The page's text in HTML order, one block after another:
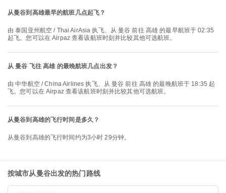
从曼谷到高雄最早的航班几点起飞？
由 泰国亚州航空 / Thai AirAsia 执飞、从 曼谷 前往 高雄 的最早航班于 02:35
起飞。您可以在 Airpaz 查看该航班时刻并比较其他可选航班。
从 曼谷 飞往 高雄 的最晚航班几点出发？
由 中华航空 / China Airlines 执飞、从 曼谷 前往 高雄 的最晚航班于 18:35 起
飞。您可以在 Airpaz 查看该航班时刻并比较其他可选航班。
从曼谷到高雄的飞行时间是多久？
从曼谷到高雄的飞行时间约为3小时 29分钟。
按城市从曼谷出发的热门路线